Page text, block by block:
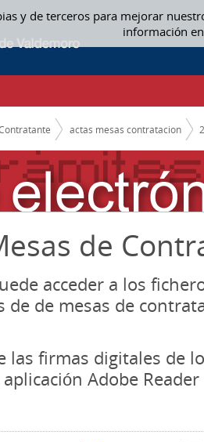
y de terceros para mejorar
información
actas mesas contratacion
de
acceder a los
de de mesas de
las firmas digitales de
Adobe Reader